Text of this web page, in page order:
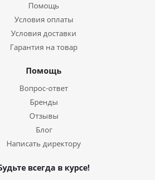
Помощь
Условия оплаты
Условия доставки
Гарантия на товар
Помощь
Вопрос-ответ
Бренды
Отзывы
Блог
Написать директору
всегда в курсе!